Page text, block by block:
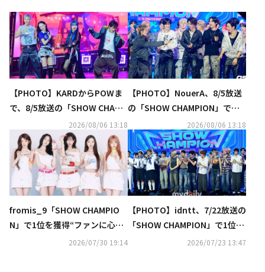
【PHOTO】KARDからPOWま
で、8/5放送の「SHOW CHAMP
2026/08/06 13:18
【PHOTO】NouerA、8/5放送
の「SHOW CHAMPION」でデ
ビュー後初の1位を獲得！
2026/08/06 13:18
fromis_9「SHOW CHAMPIO
N」で1位を獲得“ファンに心か
2026/07/30 19:14
【PHOTO】idntt、7/22放送の
「SHOW CHAMPION」で1位を
2026/07/23 13:47